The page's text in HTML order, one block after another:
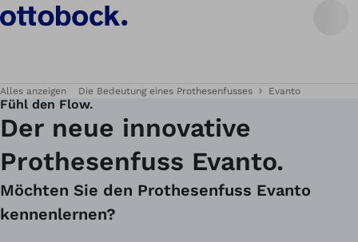
Alles anzeigen Die Bedeutung eines Prothesenfusses Evanto
Fühl den Flow.
Der neue innovative
Prothesenfuss Evanto.
Möchten Sie den Prothesenfuss Evanto
kennenlernen?